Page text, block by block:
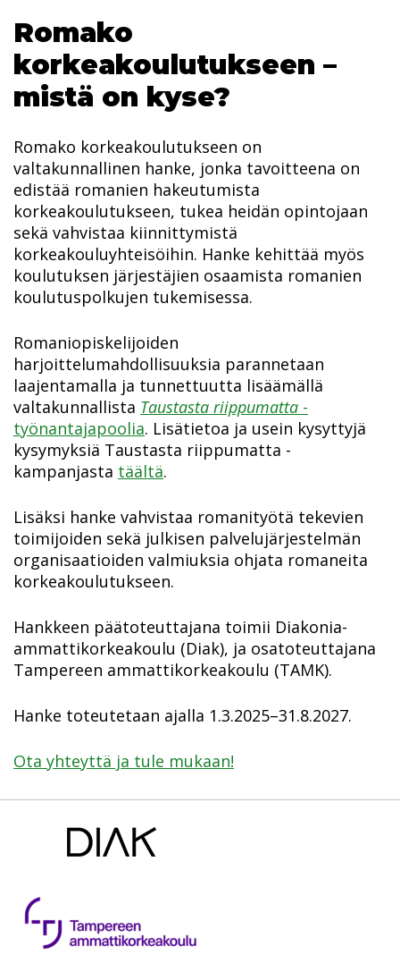
Romako
korkeakoulutukseen –
mistä on kyse?
Romako korkeakoulutukseen on
valtakunnallinen hanke, jonka tavoitteena on
edistää romanien hakeutumista
korkeakoulutukseen, tukea heidän opintojaan
sekä vahvistaa kiinnittymistä
korkeakouluyhteisöihin. Hanke kehittää myös
koulutuksen järjestäjien osaamista romanien
koulutuspolkujen tukemisessa.
Romaniopiskelijoiden
harjoittelumahdollisuuksia parannetaan
laajentamalla ja tunnettuutta lisäämällä
valtakunnallista Taustasta riippumatta -
työnantajapoolia. Lisätietoa ja usein kysyttyjä
kysymyksiä Taustasta riippumatta -
kampanjasta täältä.
Lisäksi hanke vahvistaa romanityötä tekevien
toimijoiden sekä julkisen palvelujärjestelmän
organisaatioiden valmiuksia ohjata romaneita
korkeakoulutukseen.
Hankkeen päätoteuttajana toimii Diakonia-
ammattikorkeakoulu (Diak), ja osatoteuttajana
Tampereen ammattikorkeakoulu (TAMK).
Hanke toteutetaan ajalla 1.3.2025–31.8.2027.
Ota yhteyttä ja tule mukaan!